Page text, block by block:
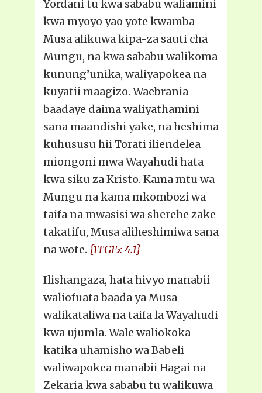
Yordani tu kwa sababu waliamini
kwa myoyo yao yote kwamba
Musa alikuwa kipa-za sauti cha
Mungu, na kwa sababu walikoma
kunung’unika, waliyapokea na
kuyatii maagizo. Waebrania
baadaye daima waliyathamini
sana maandishi yake, na heshima
kuhususu hii Torati iliendelea
miongoni mwa Wayahudi hata
kwa siku za Kristo. Kama mtu wa
Mungu na kama mkombozi wa
taifa na mwasisi wa sherehe zake
takatifu, Musa aliheshimiwa sana
na wote. {1TG15: 4.1}
Ilishangaza, hata hivyo manabii
waliofuata baada ya Musa
walikataliwa na taifa la Wayahudi
kwa ujumla. Wale waliokoka
katika uhamisho wa Babeli
waliwapokea manabii Hagai na
Zekaria kwa sababu tu walikuwa